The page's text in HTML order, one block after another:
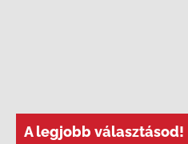
A legjobb választásod!